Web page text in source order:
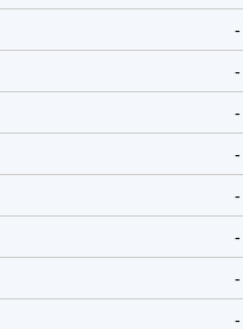
-
-
-
-
-
-
-
-